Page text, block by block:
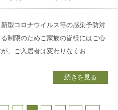
型コロナウイルス等の感染予防対
制限のためご家族の皆様にはご心
、ご入居者は変わりなくお...
続きを見る